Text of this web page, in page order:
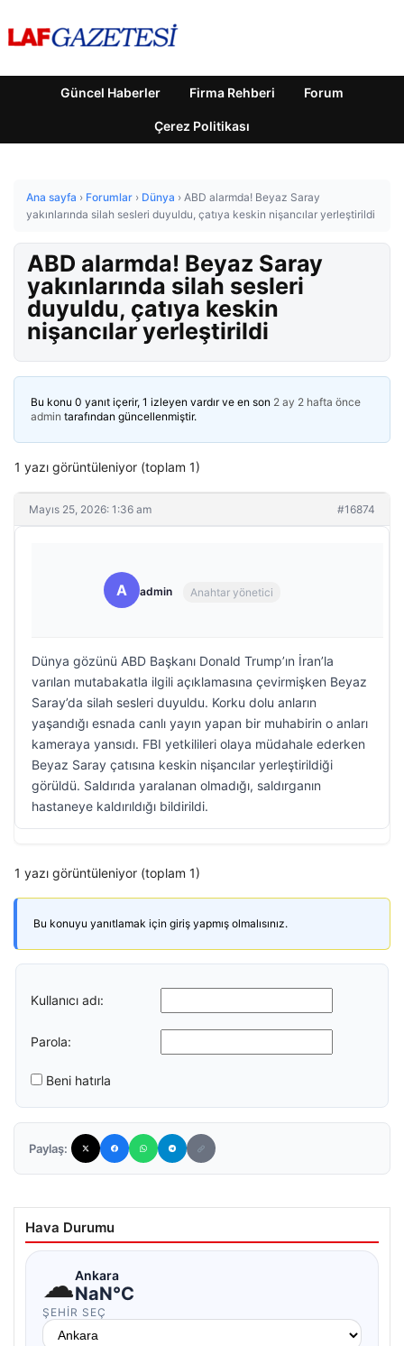
Güncel Haberler Firma Rehberi Forum
Çerez Politikası
Ana sayfa › Forumlar › Dünya › ABD alarmda! Beyaz Saray
yakınlarında silah sesleri duyuldu, çatıya keskin nişancılar yerleştirildi
ABD alarmda! Beyaz Saray
yakınlarında silah sesleri
duyuldu, çatıya keskin
nişancılar yerleştirildi
Bu konu 0 yanıt içerir, 1 izleyen vardır ve en son 2 ay 2 hafta önce
admin tarafından güncellenmiştir.
1 yazı görüntüleniyor (toplam 1)
Mayıs 25, 2026: 1:36 am #16874
A admin Anahtar yönetici
Dünya gözünü ABD Başkanı Donald Trump’ın İran’la
varılan mutabakatla ilgili açıklamasına çevirmişken Beyaz
Saray’da silah sesleri duyuldu. Korku dolu anların
yaşandığı esnada canlı yayın yapan bir muhabirin o anları
kameraya yansıdı. FBI yetkilileri olaya müdahale ederken
Beyaz Saray çatısına keskin nişancılar yerleştirildiği
görüldü. Saldırıda yaralanan olmadığı, saldırganın
hastaneye kaldırıldığı bildirildi.
1 yazı görüntüleniyor (toplam 1)
Bu konuyu yanıtlamak için giriş yapmış olmalısınız.
Kullanıcı adı:
Parola:
Beni hatırla
Paylaş:
Hava Durumu
☁Ankara
NaN°C
ŞEHIR SEÇ